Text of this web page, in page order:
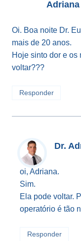
Adriana
Oi. Boa noite Dr.
mais de 20 anos.
Hoje sinto dor e os
voltar???
Responder
Dr.
oi, Adriana.
Sim.
Ela pode voltar.
operatório é tão
Responder